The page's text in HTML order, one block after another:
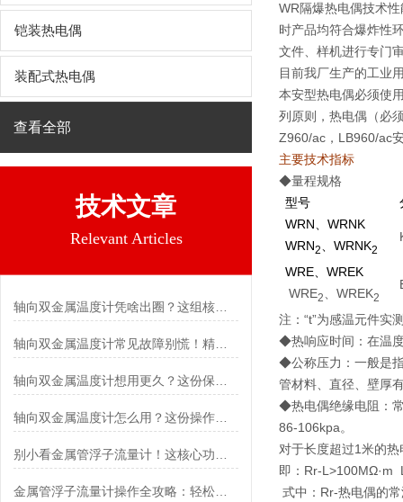
铠装热电偶
装配式热电偶
查看全部
技术文章
Relevant Articles
轴向双金属温度计凭啥出圈？这组核心特点给出了答案
轴向双金属温度计常见故障别慌！精准定位，轻松搞定难题
轴向双金属温度计怎么用？这份操作指南，新手也能快速拿捏！
金属管浮子流量计操作全攻略：轻松拿捏，精准掌控每一步！
WR隔爆热电偶技术
时产品均符合爆炸性
文件、样机进行专门
目前我厂生产的工业
本安型热电偶必须使
列原则，热电偶（必
Z960/ac，LB960/ac
主要技术指标
◆量程规格
型号
WRN
WRNK
WRN2 WRNK2
WRE、 WREK
WRE2 、WREK2
注：“t”为感温元件实
◆热响应时间：在温
◆公称压力：一般是
管材料、直径、壁厚
◆热电偶绝缘电阻：
86-106kpa。
对于长度超过1米的
即：Rr-L>100MΩ·m
式中：Rr-热电偶的